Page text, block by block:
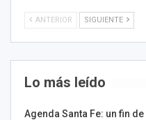
ANTERIOR SIGUIENTE
Lo más leído
Agenda Santa Fe: un fin